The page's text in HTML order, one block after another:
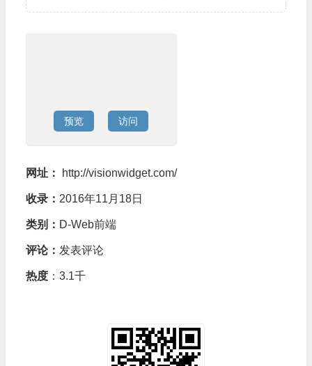
预览 访问
网址： http://visionwidget.com/
收录： 2016年11月18日
类别： D-Web前端
评论： 发表评论
热度：3.1千